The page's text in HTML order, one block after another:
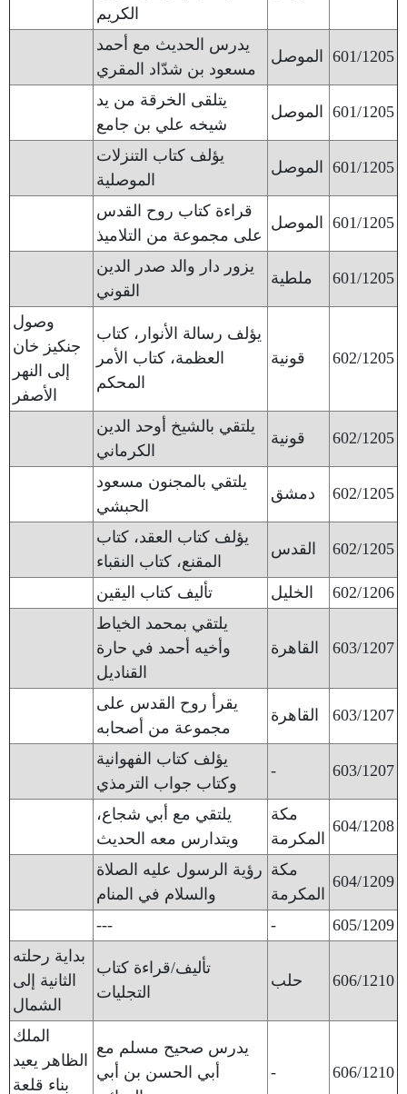
الكريم
601/1205 الموصل
يدرس الحديث مع أحمد
مسعود بن شدّاد المقري
601/1205 الموصل
يتلقى الخرقة من يد
شيخه علي بن جامع
601/1205 الموصل
يؤلف كتاب التنزلات
الموصلية
601/1205 الموصل
قراءة كتاب روح القدس
على مجموعة من التلاميذ
601/1205 ملطية
يزور دار والد صدر الدين
القوني
602/1205 قونية
يؤلف رسالة الأنوار، كتاب
العظمة، كتاب الأمر
المحكم
وصول
جنكيز خان
إلى النهر
الأصفر
602/1205 قونية
يلتقي بالشيخ أوحد الدين
الكرماني
602/1205 دمشق
يلتقي بالمجنون مسعود
الحبشي
602/1205 القدس
يؤلف كتاب العقد، كتاب
المقنع، كتاب النقباء
602/1206
الخليل تأليف كتاب اليقين
603/1207 القاهرة
يلتقي بمحمد الخياط
وأخيه أحمد في حارة
القناديل
603/1207 القاهرة
يقرأ روح القدس على
مجموعة من أصحابه
603/1207
-
يؤلف كتاب الفهوانية
وكتاب جواب الترمذي
604/1208
مكة
المكرمة
يلتقي مع أبي شجاع،
ويتدارس معه الحديث
604/1209
مكة
المكرمة
رؤية الرسول عليه الصلاة
والسلام في المنام
605/1209
-
---
606/1210 حلب
تأليف/قراءة كتاب
التجليات
بداية رحلته
الثانية إلى
الشمال
606/1210
-
يدرس صحيح مسلم مع
أبي الحسن بن أبي
الملك
الظاهر يعيد
بناء قلعة